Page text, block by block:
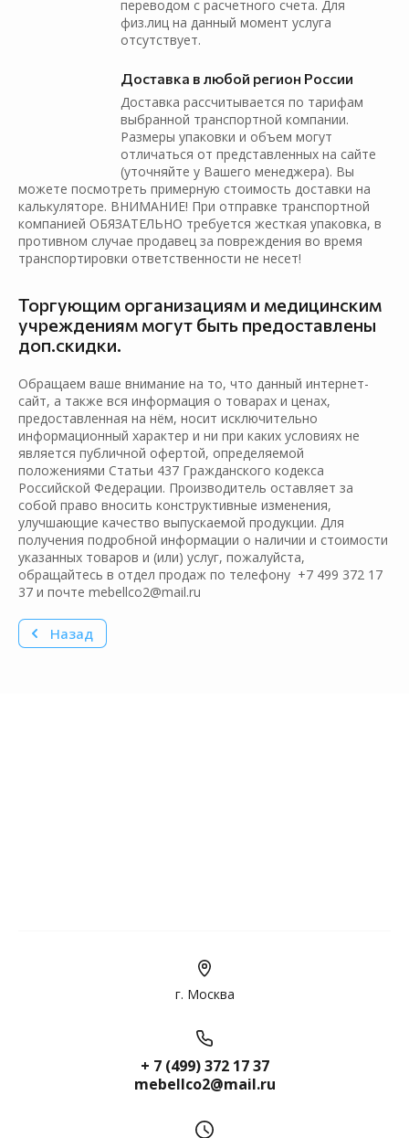
переводом с расчетного счета. Для
физ.лиц на данный момент услуга
отсутствует.
Доставка в любой регион России
Доставка рассчитывается по тарифам
выбранной транспортной компании.
Размеры упаковки и объем могут
отличаться от представленных на сайте
(уточняйте у Вашего менеджера). Вы
можете посмотреть примерную стоимость доставки на
калькуляторе. ВНИМАНИЕ! При отправке транспортной
компанией ОБЯЗАТЕЛЬНО требуется жесткая упаковка, в
противном случае продавец за повреждения во время
транспортировки ответственности не несет!
Торгующим организациям и медицинским
учреждениям могут быть предоставлены
доп.скидки.
Обращаем ваше внимание на то, что данный интернет-
сайт, а также вся информация о товарах и ценах,
предоставленная на нём, носит исключительно
информационный характер и ни при каких условиях не
является публичной офертой, определяемой
положениями Статьи 437 Гражданского кодекса
Российской Федерации. Производитель оставляет за
собой право вносить конструктивные изменения,
улучшающие качество выпускаемой продукции. Для
получения подробной информации о наличии и стоимости
указанных товаров и (или) услуг, пожалуйста,
обращайтесь в отдел продаж по телефону +7 499 372 17
37 и почте mebellco2@mail.ru
Назад
г. Москва
+ 7 (499) 372 17 37
mebellco2@mail.ru